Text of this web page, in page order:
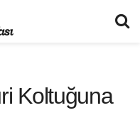
Koltuğuna